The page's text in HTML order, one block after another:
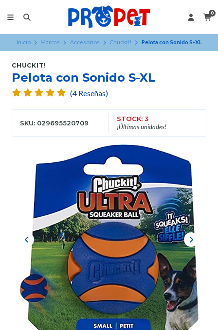
0
Inicio Marcas Accesorios Chuckit! Pelota con Sonido S-XL
CHUCKIT!
Pelota con Sonido S-XL
(4 Reseñas)
SKU: 029695520709
STOCK: 3
¡Últimas unidades!